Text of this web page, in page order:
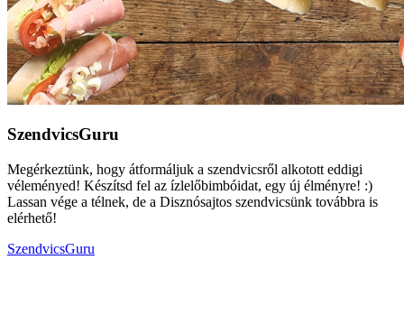
SzendvicsGuru
Megérkeztünk, hogy átformáljuk a szendvicsről alkotott eddigi
véleményed! Készítsd fel az ízlelőbimbóidat, egy új élményre! :)
Lassan vége a télnek, de a Disznósajtos szendvicsünk továbbra is
elérhető!
SzendvicsGuru